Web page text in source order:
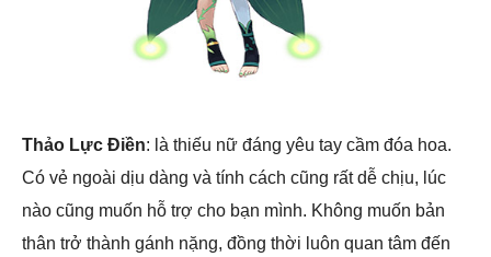
Thảo Lực Điền: là thiếu nữ đáng yêu tay cầm đóa hoa.
Có vẻ ngoài dịu dàng và tính cách cũng rất dễ chịu, lúc
nào cũng muốn hỗ trợ cho bạn mình. Không muốn bản
thân trở thành gánh nặng, đồng thời luôn quan tâm đến